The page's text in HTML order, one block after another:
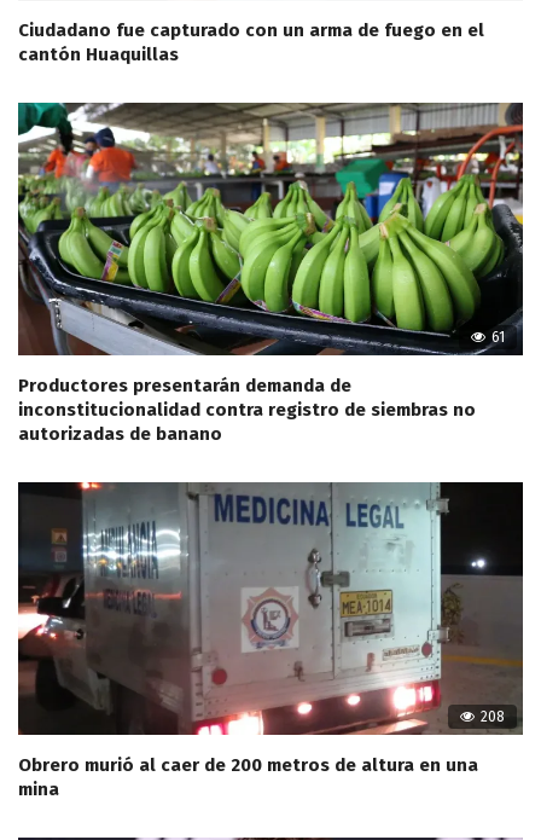
Ciudadano fue capturado con un arma de fuego en el
cantón Huaquillas
61
Productores presentarán demanda de
inconstitucionalidad contra registro de siembras no
autorizadas de banano
208
Obrero murió al caer de 200 metros de altura en una
mina